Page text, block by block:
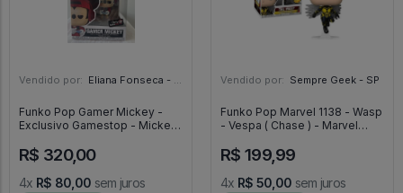
Vendido por: Eliana Fonseca - SP
Funko Pop Gamer Mickey -
Exclusivo Gamestop - Mickey
#471
R$ 320,00
4x R$ 80,00 sem juros
Vendido por: Sempre Geek - SP
Funko Pop Marvel 1138 - Wasp
- Vespa ( Chase ) - Marvel
R$ 199,99
4x R$ 50,00 sem juros